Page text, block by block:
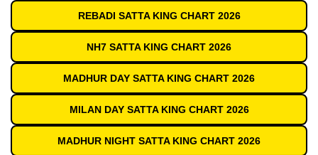
REBADI SATTA KING CHART 2026
NH7 SATTA KING CHART 2026
MADHUR DAY SATTA KING CHART 2026
MILAN DAY SATTA KING CHART 2026
MADHUR NIGHT SATTA KING CHART 2026